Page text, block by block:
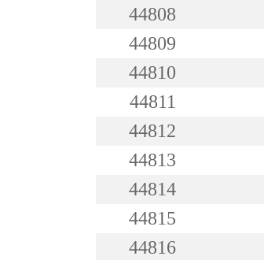
44808
44809
44810
44811
44812
44813
44814
44815
44816